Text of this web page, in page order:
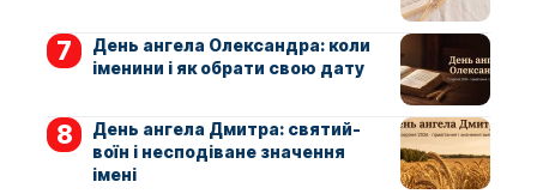
День ангела Олександра: коли
іменини і як обрати свою дату
День ангела Дмитра: святий-
воїн і несподіване значення
імені